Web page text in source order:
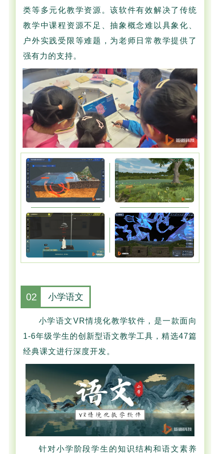
类等多元化教学资源。该软件有效解决了传统
教学中课程资源不足、抽象概念难以具象化、
户外实践受限等难题，为老师日常教学提供了
强有力的支持。
02 小学语文
小学语文VR情境化教学软件，是一款面向
1-6年级学生的创新型语文教学工具，精选47篇
经典课文进行深度开发。
针对小学阶段学生的知识结构和语文素养